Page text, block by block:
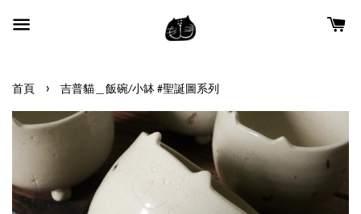
首頁 › 吉普貓＿飯碗/小缽 #聖誕圖系列